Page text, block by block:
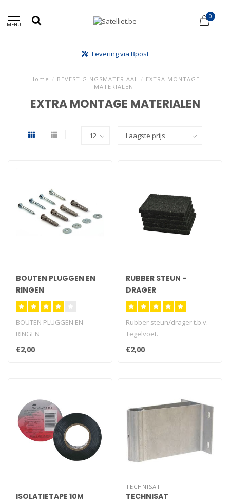
MENU
0
Levering via Bpost
Home / BEVESTIGINGSMATERIAAL / EXTRA MONTAGE
MATERIALEN
EXTRA MONTAGE MATERIALEN
BOUTEN PLUGGEN EN
RINGEN
BOUTEN PLUGGEN EN
RINGEN
€2,00
RUBBER STEUN -
DRAGER
Rubber steun/drager t.b.v.
Tegelvoet.
€2,00
ISOLATIETAPE 10M
TECHNISAT
TECHNISAT